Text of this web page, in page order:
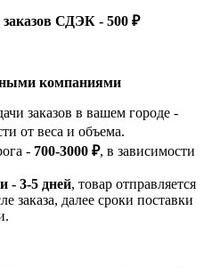
СДЭК - 500 ₽
компаниями
заказов в вашем городе -
от веса и объема.
- 700-3000 ₽, в зависимости
- 3-5 дней, товар отправляется
заказа, далее сроки поставки